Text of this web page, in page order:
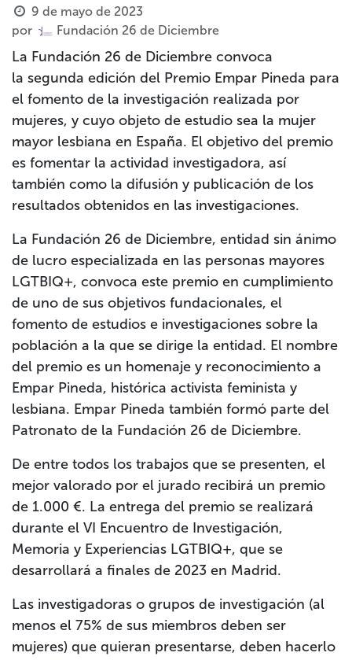
9 de mayo de 2023
por
Fundación 26 de Diciembre
La Fundación 26 de Diciembre convoca
la segunda edición del Premio Empar Pineda para
el fomento de la investigación realizada por
mujeres, y cuyo objeto de estudio sea la mujer
mayor lesbiana en España. El objetivo del premio
es fomentar la actividad investigadora, así
también como la difusión y publicación de los
resultados obtenidos en las investigaciones.
La Fundación 26 de Diciembre, entidad sin ánimo
de lucro especializada en las personas mayores
LGTBIQ+, convoca este premio en cumplimiento
de uno de sus objetivos fundacionales, el
fomento de estudios e investigaciones sobre la
población a la que se dirige la entidad. El nombre
del premio es un homenaje y reconocimiento a
Empar Pineda, histórica activista feminista y
lesbiana. Empar Pineda también formó parte del
Patronato de la Fundación 26 de Diciembre.
De entre todos los trabajos que se presenten, el
mejor valorado por el jurado recibirá un premio
de 1.000 €. La entrega del premio se realizará
durante el VI Encuentro de Investigación,
Memoria y Experiencias LGTBIQ+, que se
desarrollará a finales de 2023 en Madrid.
Las investigadoras o grupos de investigación (al
menos el 75% de sus miembros deben ser
mujeres) que quieran presentarse, deben hacerlo